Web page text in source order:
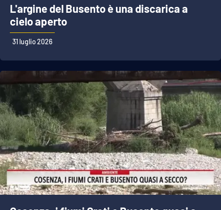
APP
Android
L'argine del Busento è una discarica a
cielo aperto
31 luglio 2026